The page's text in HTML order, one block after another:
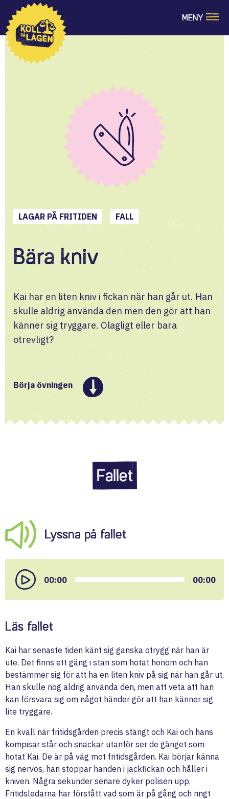
MENY
LAGAR PÅ FRITIDEN FALL
Bära kniv
Kai har en liten kniv i fickan när han går ut. Han
skulle aldrig använda den men den gör att han
känner sig tryggare. Olagligt eller bara
otrevligt?
Börja övningen
Fallet
Lyssna på fallet
Player
00:00 00:00
Läs fallet
Kai har senaste tiden känt sig ganska otrygg när han är
ute. Det finns ett gäng i stan som hotat honom och han
bestämmer sig för att ha en liten kniv på sig när han går ut.
Han skulle nog aldrig använda den, men att veta att han
kan försvara sig om något händer gör att han känner sig
lite tryggare.
En kväll när fritidsgården precis stängt och Kai och hans
kompisar står och snackar utanför ser de gänget som
hotat Kai. De är på väg mot fritidsgården. Kai börjar känna
sig nervös, han stoppar handen i jackfickan och håller i
kniven. Några sekunder senare dyker polisen upp.
Fritidsledarna har förstått vad som är på gång och ringt